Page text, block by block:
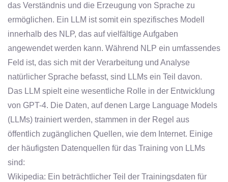
das Verständnis und die Erzeugung von Sprache zu
ermöglichen. Ein LLM ist somit ein spezifisches Modell
innerhalb des NLP, das auf vielfältige Aufgaben
angewendet werden kann. Während NLP ein umfassendes
Feld ist, das sich mit der Verarbeitung und Analyse
natürlicher Sprache befasst, sind LLMs ein Teil davon.
Das LLM spielt eine wesentliche Rolle in der Entwicklung
von GPT-4. Die Daten, auf denen Large Language Models
(LLMs) trainiert werden, stammen in der Regel aus
öffentlich zugänglichen Quellen, wie dem Internet. Einige
der häufigsten Datenquellen für das Training von LLMs
sind:
Wikipedia: Ein beträchtlicher Teil der Trainingsdaten für